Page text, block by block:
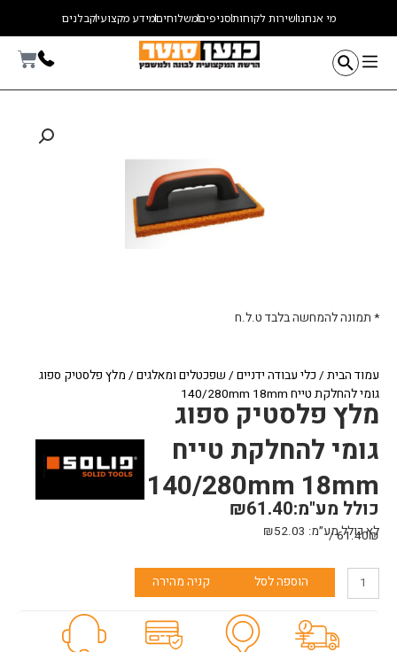
מי אנחנושירות לקוחותסניפיםמשלוחיםמידע מקצועיקבלנים
עמוד הבית / כלי עבודה ידניים / שפכטלים ומאלגים / מלץ פלסטיק ספוג
גומי להחלקת טייח 140/280mm 18mm
מלץ פלסטיק ספוג
גומי להחלקת טייח
140/280mm 18mm
₪61.40כולל מע"מ:
לא כולל מע״מ: ₪52.03
61.40₪ /
כמות
הוספה לסל קניה מהירה
* תמונה להמחשה בלבד ט.ל.ח